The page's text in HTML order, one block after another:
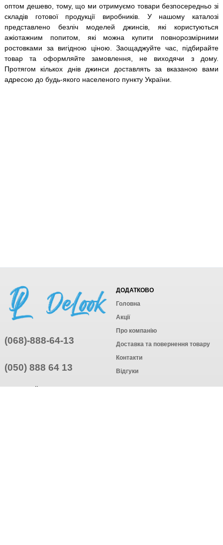
оптом дешево, тому, що ми отримуємо товари безпосередньо зі
складів готової продукції виробників. У нашому каталозі
представлено безліч моделей джинсів, які користуються
ажіотажним попитом, які можна купити повнорозмірними
ростовками за вигідною ціною. Заощаджуйте час, підбирайте
товар та оформляйте замовлення, не виходячи з дому.
Протягом кількох днів джинси доставлять за вказаною вами
адресою до будь-якого населеного пункту України.
(068)-888-64-13
(050) 888 64 13
ДОДАТКОВО
Головна
Акції
Про компанію
Доставка та повернення товару
Контакти
Відгуки